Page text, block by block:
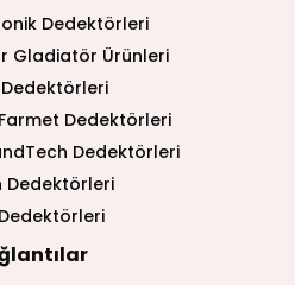
Dedektörleri
Gladiatör Ürünleri
Dedektörleri
Dedektörleri
Dedektörleri